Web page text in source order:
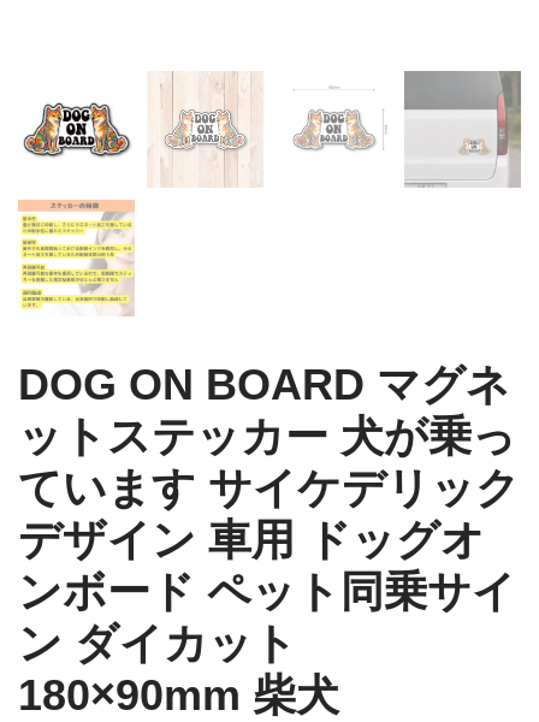
DOG ON BOARD マグネ
ットステッカー 犬が乗っ
ています サイケデリック
デザイン 車用 ドッグオ
ンボード ペット同乗サイ
ン ダイカット
180×90mm 柴犬